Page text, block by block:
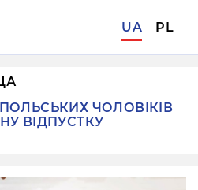
UA PL
ЧОЛОВІКІВ
ВІДПУСТКУ